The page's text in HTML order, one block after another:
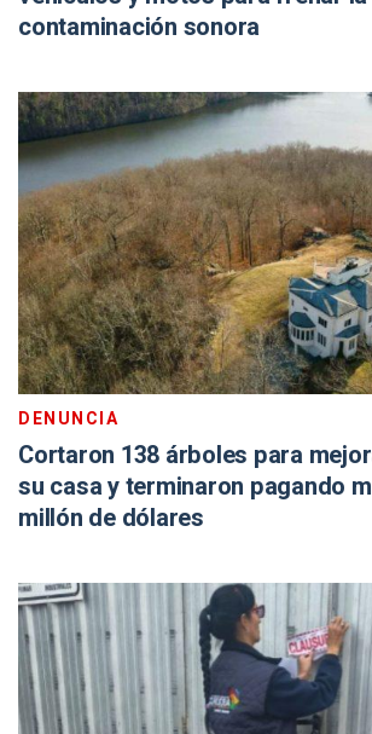
contaminación sonora
DENUNCIA
Cortaron 138 árboles para
su casa y terminaron pagando
millón de dólares